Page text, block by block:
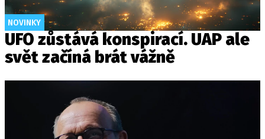
NOVINKY
UFO zůstává konspirací. UAP ale
svět začíná brát vážně